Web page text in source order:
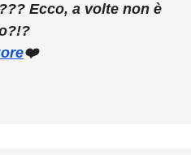
Ecco, a volte non è
❤️